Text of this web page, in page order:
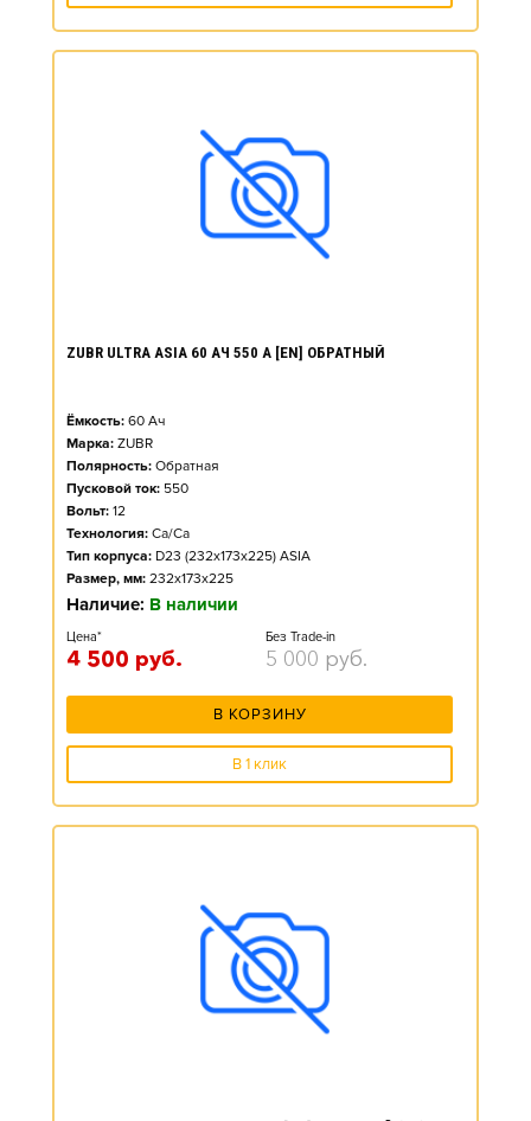
ZUBR ULTRA ASIA 60 АЧ 550 А [EN] ОБРАТНЫЙ
Ёмкость: 60 Ач
Марка: ZUBR
Полярность: Обратная
Пусковой ток: 550
Вольт: 12
Технология: Ca/Ca
Тип корпуса: D23 (232x173x225) ASIA
Размер, мм: 232x173x225
Наличие: В наличии
Цена*
4 500 руб.
Без Trade-in
5 000 руб.
В КОРЗИНУ
В 1 клик